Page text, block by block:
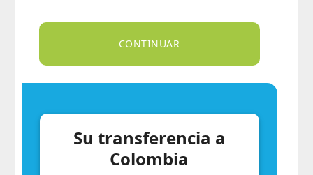
Su transferencia a
Colombia